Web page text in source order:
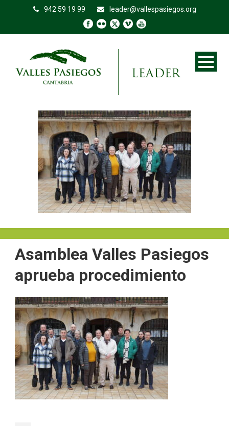
942 59 19 99 leader@vallespasiegos.org
Asamblea Valles Pasiegos
aprueba procedimiento